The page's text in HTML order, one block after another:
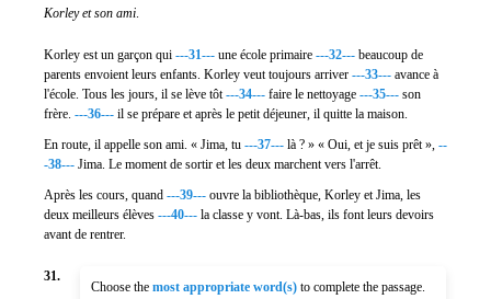
Korley et son ami
Korley est un garçon qui ---31--- une école primaire ---32--- beaucoup de
parents envoient leurs enfants. Korley veut toujours arriver ---33--- avance à
l'école. Tous les jours, il se lève tôt ---34--- faire le nettoyage ---35--- son
frère. ---36--- il se prépare et après le petit déjeuner, il quitte la maison.
En route, il appelle son ami. « Jima, tu ---37--- là ? » « Oui, et je suis prêt », --
-38--- Jima. Le moment de sortir et les deux marchent vers l'arrêt.
Après les cours, quand ---39--- ouvre la bibliothèque, Korley et Jima, les
deux meilleurs élèves ---40--- la classe y vont. Là-bas, ils font leurs devoirs
avant de rentrer.
31.
Choose the most appropriate word(s) to complete the passage.